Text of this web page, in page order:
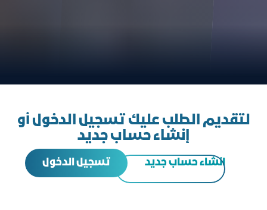
لتقديم الطلب عليك تسجيل الدخول أو
إنشاء حساب جديد
انشاء حساب جديد تسجيل الدخول